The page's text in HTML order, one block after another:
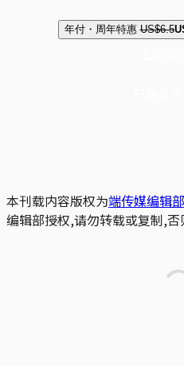
年付・周年特惠 US$6.5
本刊载内容版权为端传媒编辑部
编辑部授权,请勿转载或复制,否